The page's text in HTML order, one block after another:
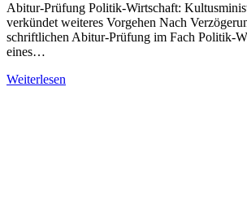
Abitur-Prüfung Politik-Wirtschaft:
verkündet weiteres Vorgehen Nach
schriftlichen Abitur-Prüfung im Fach Politik-
eines…
Weiterlesen